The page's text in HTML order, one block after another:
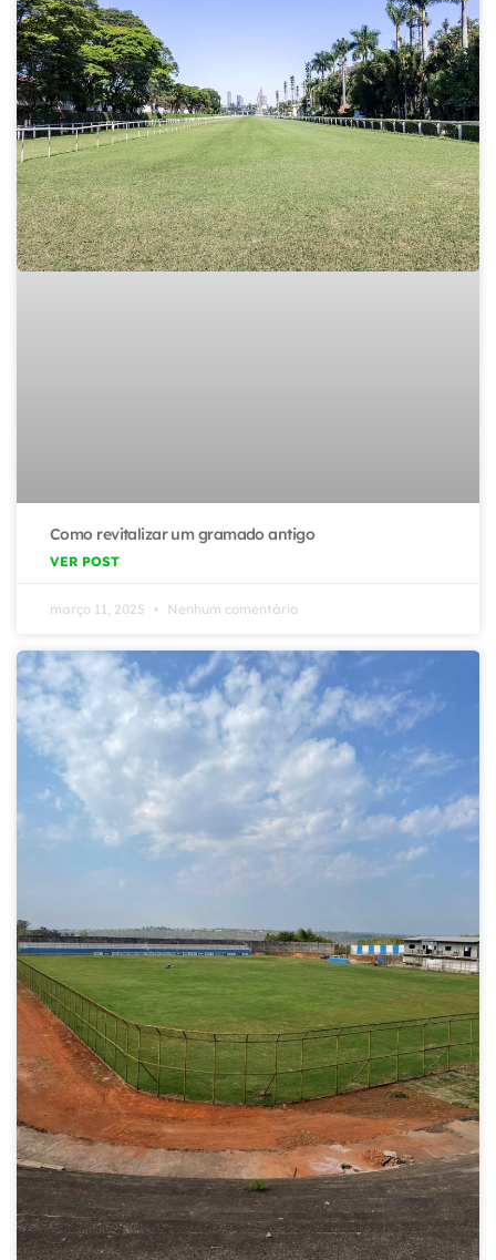
Como revitalizar um gramado antigo
VER POST
março 11, 2025 Nenhum comentário